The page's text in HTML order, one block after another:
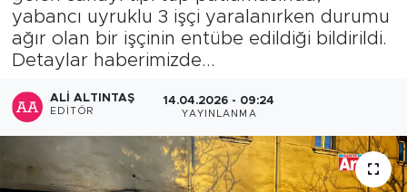
yabancı uyruklu 3 işçi yaralanırken durumu
ağır olan bir işçinin entübe edildiği bildirildi.
Detaylar haberimizde...
ALI ALTINTAŞ
EDITÖR
14.04.2026 - 09:24
YAYINLANMA
Haber Arşivi